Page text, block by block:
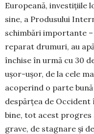
Europeană, inves­ti­țiile
sine, a Produsului
schimbări importante
reparat drumuri, au
închise în urmă cu 30
ușor-ușor, de la cele
acoperind o parte
despărțea de Occident
bine, tot acest progres
grave, de stagnare și